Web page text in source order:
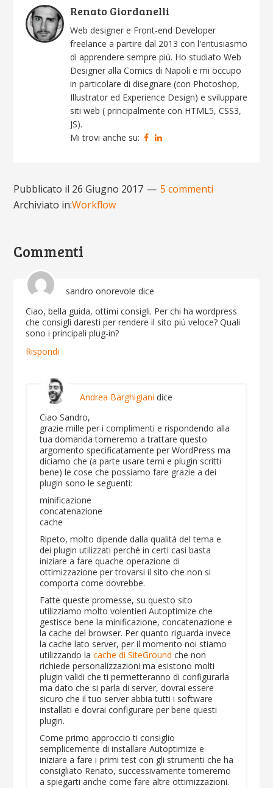
Renato Giordanelli
Web designer e Front-end Developer
freelance a partire dal 2013 con l'entusiasmo
di apprendere sempre più. Ho studiato Web
Designer alla Comics di Napoli e mi occupo
in particolare di disegnare (con Photoshop,
Illustrator ed Experience Design) e sviluppare
siti web ( principalmente con HTML5, CSS3,
JS).
Mi trovi anche su:
Pubblicato il 26 Giugno 2017
5 commenti
Archiviato in:Workflow
Commenti
sandro onorevole dice
Ciao, bella guida, ottimi consigli. Per chi ha wordpress
che consigli daresti per rendere il sito più veloce? Quali
sono i principali plug-in?
Rispondi
Andrea Barghigiani dice
Ciao Sandro,
grazie mille per i complimenti e rispondendo alla
tua domanda torneremo a trattare questo
argomento specificatamente per WordPress ma
diciamo che (a parte usare temi e plugin scritti
bene) le cose che possiamo fare grazie a dei
plugin sono le seguenti:
minificazione
concatenazione
cache
Ripeto, molto dipende dalla qualità del tema e
dei plugin utilizzati perché in certi casi basta
iniziare a fare quache operazione di
ottimizzazione per trovarsi il sito che non si
comporta come dovrebbe.
Fatte queste promesse, su questo sito
utilizziamo molto volentieri Autoptimize che
gestisce bene la minificazione, concatenazione e
la cache del browser. Per quanto riguarda invece
la cache lato server, per il momento noi stiamo
utilizzando la cache di SiteGround che non
richiede personalizzazioni ma esistono molti
plugin validi che ti permetteranno di configurarla
ma dato che si parla di server, dovrai essere
sicuro che il tuo server abbia tutti i software
installati e dovrai configurare per bene questi
plugin.
Come primo approccio ti consiglio
semplicemente di installare Autoptimize e
iniziare a fare i primi test con gli strumenti che ha
consigliato Renato, successivamente torneremo
a spiegarti anche come fare altre ottimizzazioni.